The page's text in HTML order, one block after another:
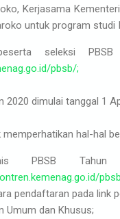
Kerjasama
untuk program studi
seleksi
pbsb/;
2020 dimulai tanggal 1
hal-hal
PBSB
pendaftaran pada link
Umum dan Khusus;